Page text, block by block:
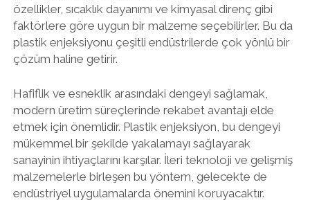
özellikler, sıcaklık dayanımı ve kimyasal direnç gibi
faktörlere göre uygun bir malzeme seçebilirler. Bu da
plastik enjeksiyonu çeşitli endüstrilerde çok yönlü bir
çözüm haline getirir.
Hafiflik ve esneklik arasındaki dengeyi sağlamak,
modern üretim süreçlerinde rekabet avantajı elde
etmek için önemlidir. Plastik enjeksiyon, bu dengeyi
mükemmel bir şekilde yakalamayı sağlayarak
sanayinin ihtiyaçlarını karşılar. İleri teknoloji ve gelişmiş
malzemelerle birleşen bu yöntem, gelecekte de
endüstriyel uygulamalarda önemini koruyacaktır.